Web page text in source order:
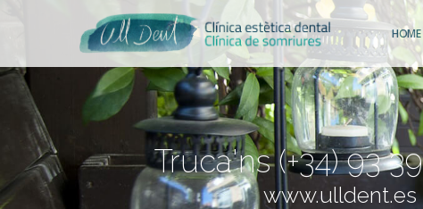
HOME
Truca'ns (+34) 93
www.ulldent.es